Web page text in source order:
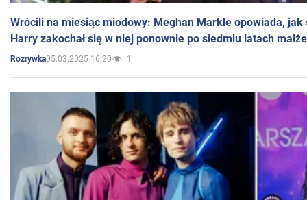
Wrócili na miesiąc miodowy: Meghan Markle opowiada, jak
Harry zakochał się w niej ponownie po siedmiu latach
Rozrywka05.03.2025 16:20 1